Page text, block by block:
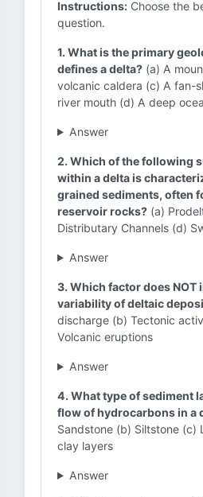
Instructions: Choose the
question.
1. What is the primary
defines a delta? (a) A
volcanic caldera (c) A fan-
river mouth (d) A deep
Answer
2. Which of the following
within a delta is
grained sediments, often
reservoir rocks? (a)
Distributary Channels (d)
Answer
3. Which factor does NOT
variability of deltaic
discharge (b) Tectonic
Volcanic eruptions
Answer
4. What type of sediment
flow of hydrocarbons in a
Sandstone (b) Siltstone (c)
clay layers
Answer